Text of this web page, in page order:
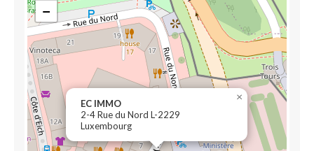
EC IMMO
2-4 Rue du Nord L-2229
Luxembourg
×
−